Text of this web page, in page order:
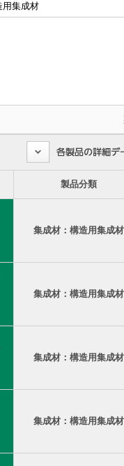
用集成材
製品分類
集成材：構造用集成材
集成材：構造用集成材
集成材：構造用集成材
集成材：構造用集成材